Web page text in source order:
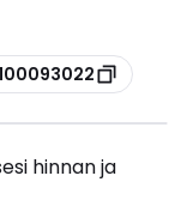
hinnan ja